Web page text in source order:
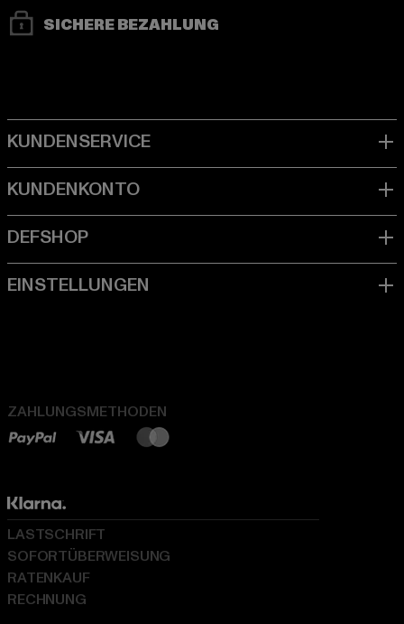
SICHERE BEZAHLUNG
ZAHLUNGSMETHODEN
LASTSCHRIFT
SOFORTÜBERWEISUNG
RATENKAUF
RECHNUNG